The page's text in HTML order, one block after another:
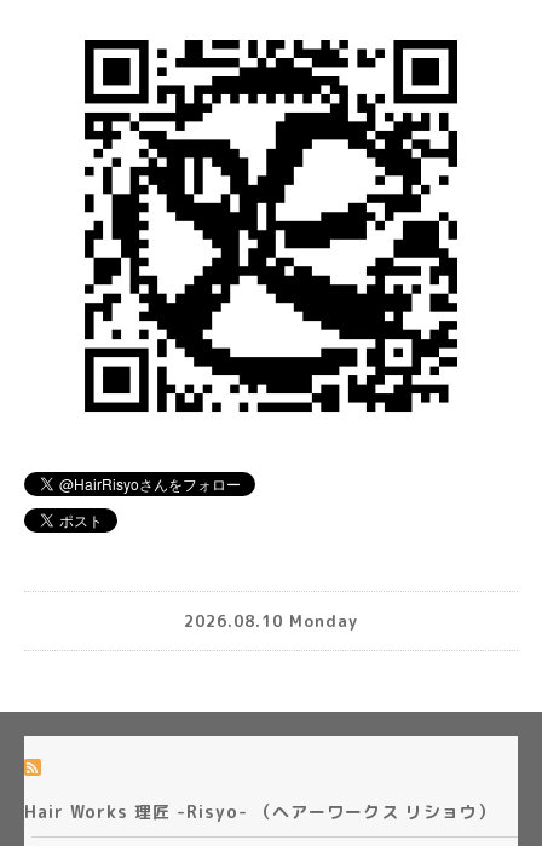
2026.08.10 Monday
Hair Works 理匠 -Risyo- （ヘアーワークス リショウ）